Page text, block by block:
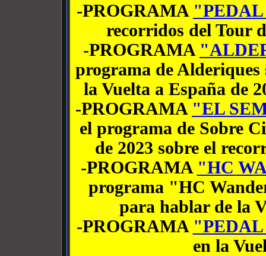
-PROGRAMA
recorridos del Tour
-PROGRAMA
programa de Alderiques
la Vuelta a España de
-PROGRAMA "EL
el programa de Sobre
de 2023 sobre el
-PROGRAMA "HC
programa "HC
para hablar de la
-PROGRAMA
en la